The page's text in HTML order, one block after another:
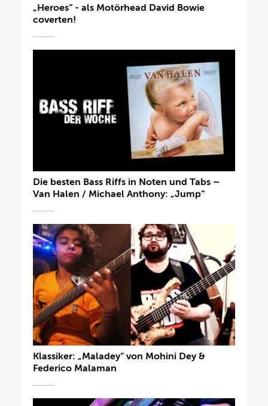
„Heroes“ - als Motörhead David Bowie
coverten!
Die besten Bass Riffs in Noten und Tabs –
Van Halen / Michael Anthony: „Jump“
Klassiker: „Maladey“ von Mohini Dey &
Federico Malaman